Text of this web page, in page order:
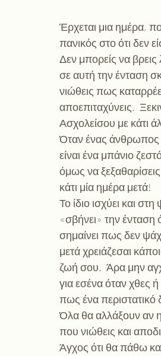
Έρχεται μια ημέρα,
πανικός στο ότι δεν
Δεν μπορείς να
σε αυτή την ένταση
νιώθεις πως
αποεπιταχύνεις.
Ασχολείσου με κάτι
Όταν ένας άνθρωπος
είναι ένα μπάνιο
όμως να
κάτι μία ημέρα μετά!
Το ίδιο ισχύει και
«σβήνει» την ένταση
σημαίνει πως δεν
μετά χρειάζεσαι
ζωή σου.  Άρα μην
για εσένα όταν χθες
πως ένα περιστατικό
Όλα θα αλλάξουν αν
που νιώθεις και
Άγχος ότι θα πάθω